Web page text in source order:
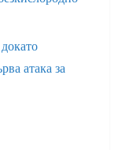
атака за